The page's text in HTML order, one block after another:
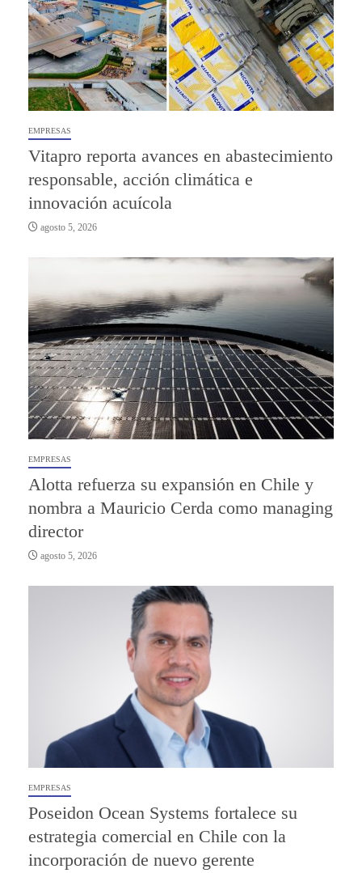
EMPRESAS
Vitapro reporta avances en abastecimiento
responsable, acción climática e
innovación acuícola
agosto 5, 2026
EMPRESAS
Alotta refuerza su expansión en Chile y
nombra a Mauricio Cerda como managing
director
agosto 5, 2026
EMPRESAS
Poseidon Ocean Systems fortalece su
estrategia comercial en Chile con la
incorporación de nuevo gerente